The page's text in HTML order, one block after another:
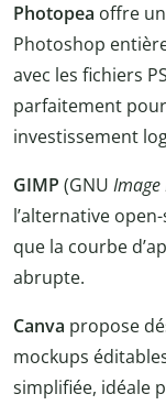
Photopea offre
Photoshop
avec les fichiers
parfaitement
investissement
GIMP (GNU
l’alternative
que la courbe
abrupte.
Canva propose
mockups
simplifiée, idéale